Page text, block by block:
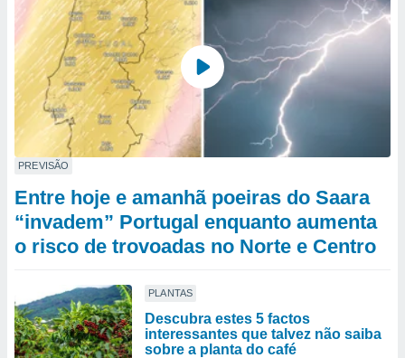
PREVISÃO
Entre hoje e amanhã poeiras do Saara
“invadem” Portugal enquanto aumenta
o risco de trovoadas no Norte e Centro
PLANTAS
Descubra estes 5 factos
interessantes que talvez não saiba
sobre a planta do café